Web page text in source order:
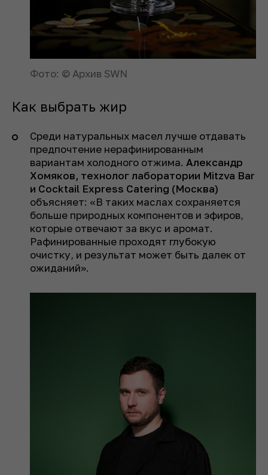
Фото: © Архив SWN
Как выбрать жир
Среди натуральных масел лучше отдавать
предпочтение нерафинированным
вариантам холодного отжима. Александр
Хомяков, технолог лаборатории Mitzva Bar
и Cocktail Express Catering (Москва)
объясняет: «В таких маслах сохраняется
больше природных компонентов и эфиров,
которые отвечают за вкус и аромат.
Рафинированные проходят глубокую
очистку, и результат может быть далек от
ожиданий».